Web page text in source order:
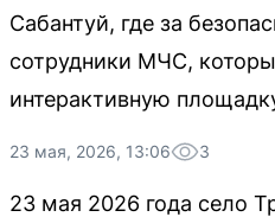
Сабантуй, где за
сотрудники МЧС,
интерактивную
23 мая, 2026, 13:06 3
23 мая 2026 года село